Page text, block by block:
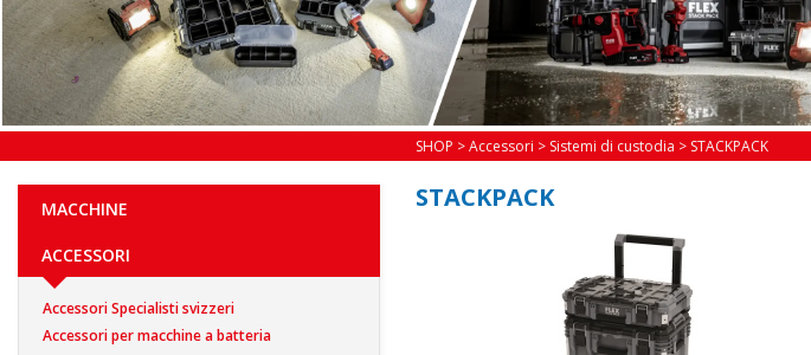
MACCHINE
ACCESSORI
Accessori Specialisti svizzeri
Accessori per macchine a batteria
SHOP >Accessori > Sistemi di custodia > STACKPACK
STACKPACK